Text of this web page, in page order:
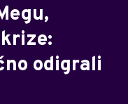
odigrali